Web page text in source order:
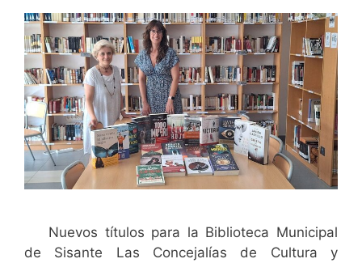
Nuevos títulos para la Biblioteca Municipal
de Sisante Las Concejalías de Cultura y